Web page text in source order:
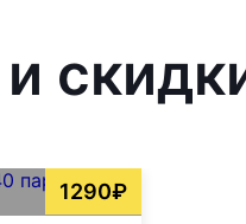
1290₽